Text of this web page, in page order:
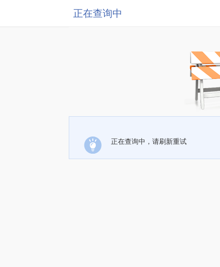
正在查询中
正在查询中，请刷新重试